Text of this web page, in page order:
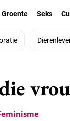
Groente Seks